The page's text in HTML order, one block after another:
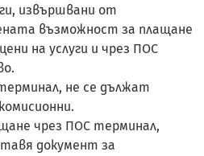
извършвани от
възможност за плащане
на услуги и чрез ПОС
не се дължат
чрез ПОС терминал,
документ за